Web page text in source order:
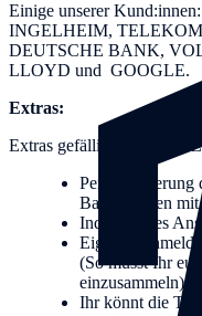
Einige unserer
INGELHEIM,
DEUTSCHE BANK,
LLOYD und GOOGLE.
Extras:
Extras gefällig? Folgende
Personalisierung
Bauchbinden
Individuelles
Eigenes
(So müsst Ihr
einzusammeln)
Ihr könnt die